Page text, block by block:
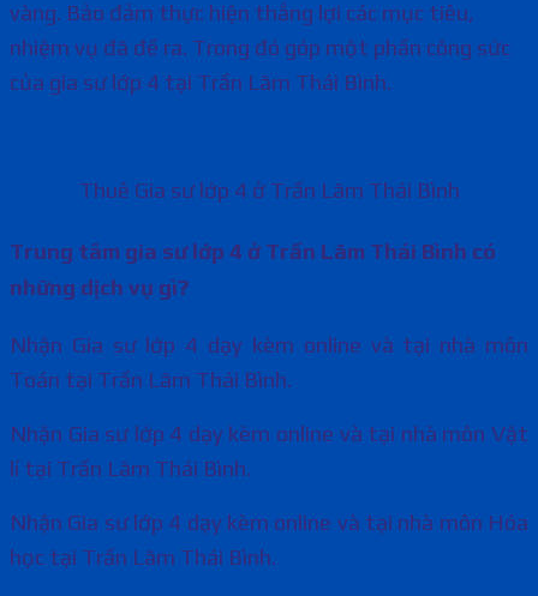
vàng. Bảo đảm thực hiện thắng lợi các mục tiêu,
nhiệm vụ đã đề ra. Trong đó góp một phần công sức
của gia sư lớp 4 tại Trần Lãm Thái Bình.
Thuê Gia sư lớp 4 ở Trần Lãm Thái Bình
Trung tâm gia sư lớp 4 ở Trần Lãm Thái Bình có
những dịch vụ gì?
Nhận Gia sư lớp 4 dạy kèm online và tại nhà môn
Toán tại Trần Lãm Thái Bình.
Nhận Gia sư lớp 4 dạy kèm online và tại nhà môn Vật
lí tại Trần Lãm Thái Bình.
Nhận Gia sư lớp 4 dạy kèm online và tại nhà môn Hóa
học tại Trần Lãm Thái Bình.